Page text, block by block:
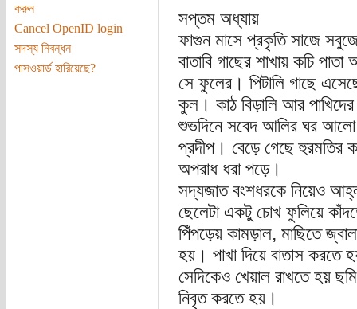
করুন
Cancel OpenID login
সদস্য নিবন্ধন
পাসওয়ার্ড হারিয়েছে?
সপ্তম অধ্যায়
ফাগুন মাসে প্রকৃতি সাজে
বাতাবি গাছের শাখায় কচি
সে ফুলের। পিটালি গাছে
কুল। কাঠ বিড়ালি আর
শুভদিনে সবেদ আলির ঘর
প্রদীপ। বেড়ে গেছে হুরমতির
অপরাধ ধরা পড়ে।
সদ্যজাত বংশধরকে নিয়েও
ছেলেটা একটু চোখ ফুলিয়ে
পিঁপড়েয় কামড়াল, মাছিতে
হয়। পাখা দিয়ে বাতাস করতে
সেদিকেও খেয়াল রাখতে হয়
নিবৃত করতে হয়।